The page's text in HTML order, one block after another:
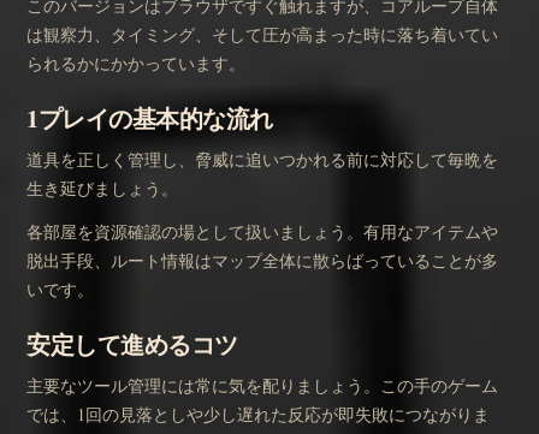
このバージョンはブラウザですぐ触れますが、コアループ自体
は観察力、タイミング、そして圧が高まった時に落ち着いてい
られるかにかかっています。
1プレイの基本的な流れ
道具を正しく管理し、脅威に追いつかれる前に対応して毎晩を
生き延びましょう。
各部屋を資源確認の場として扱いましょう。有用なアイテムや
脱出手段、ルート情報はマップ全体に散らばっていることが多
いです。
安定して進めるコツ
主要なツール管理には常に気を配りましょう。この手のゲーム
では、1回の見落としや少し遅れた反応が即失敗につながりま